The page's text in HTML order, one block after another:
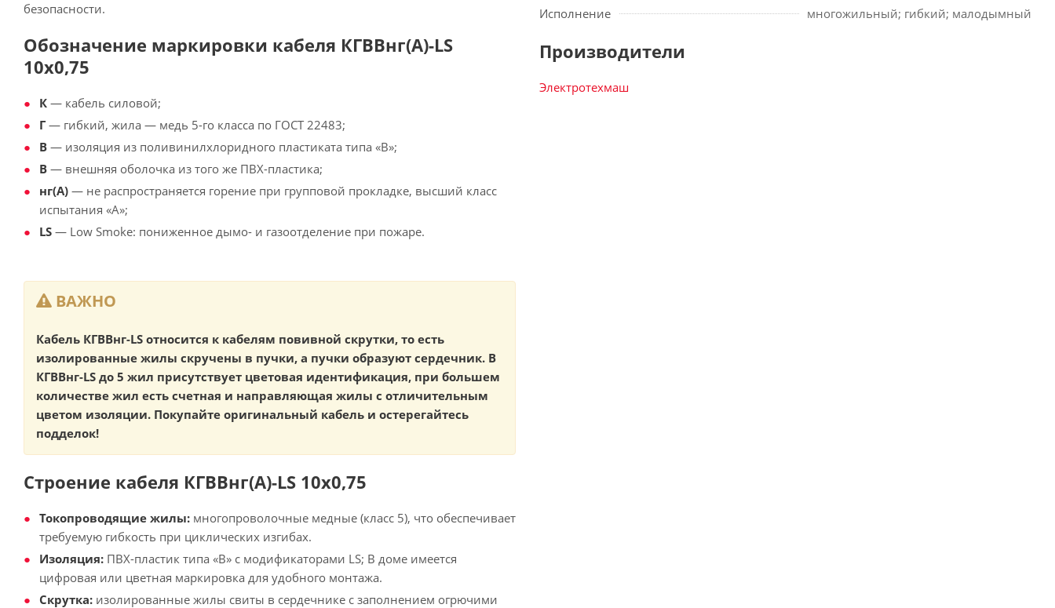
безопасности.
Обозначение маркировки кабеля КГВВнг(А)-LS
10х0,75
К — кабель силовой;
Г — гибкий, жила — медь 5-го класса по ГОСТ 22483;
В — изоляция из поливинилхлоридного пластиката типа «В»;
В — внешняя оболочка из того же ПВХ-пластика;
нг(А) — не распространяется горение при групповой прокладке, высший класс
испытания «А»;
LS — Low Smoke: пониженное дымо- и газоотделение при пожаре.
ВАЖНО
Кабель КГВВнг-LS относится к кабелям повивной скрутки, то есть
изолированные жилы скручены в пучки, а пучки образуют сердечник. В
КГВВнг-LS до 5 жил присутствует цветовая идентификация, при большем
количестве жил есть счетная и направляющая жилы с отличительным
цветом изоляции. Покупайте оригинальный кабель и остерегайтесь
подделок!
Строение кабеля КГВВнг(А)-LS 10х0,75
Токопроводящие жилы: многопроволочные медные (класс 5), что обеспечивает
требуемую гибкость при циклических изгибах.
Изоляция: ПВХ-пластик типа «В» с модификаторами LS; В доме имеется
цифровая или цветная маркировка для удобного монтажа.
Скрутка: изолированные жилы свиты в сердечнике с заполнением огрючими
Исполнение
многожильный; гибкий; малодымный
Производители
Электротехмаш